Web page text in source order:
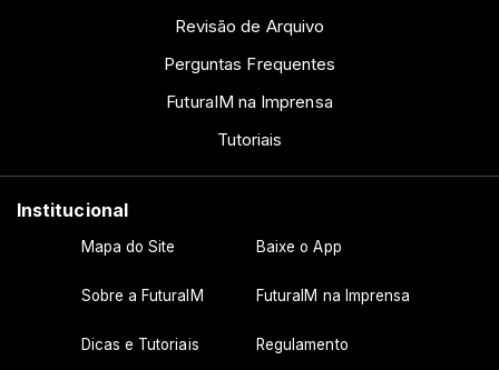
Revisão de Arquivo
Perguntas Frequentes
FuturaIM na Imprensa
Tutoriais
Institucional
Mapa do Site Baixe o App
Sobre a FuturaIM FuturaIM na Imprensa
Dicas e Tutoriais Regulamento